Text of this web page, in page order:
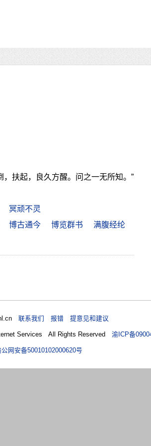
，扶起，良久方醒。问之一无所知。”
冥顽不灵
博古通今 博览群书
满腹经纶
联系我们 报错 提意见和建议
Services All Rights Reserved渝ICP备
公网安备50010102000620号